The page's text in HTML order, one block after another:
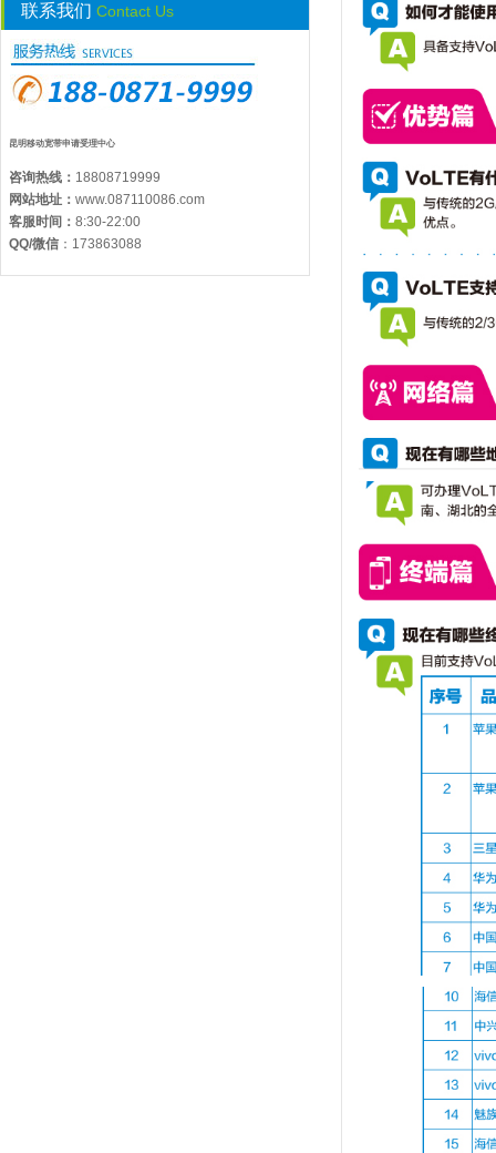
联系我们 Contact Us
昆明移动宽带申请受理中心
咨询热线： 18808719999
网站地址： www.087110086.com
客服时间： 8:30-22:00
QQ/微信 ： 173863088